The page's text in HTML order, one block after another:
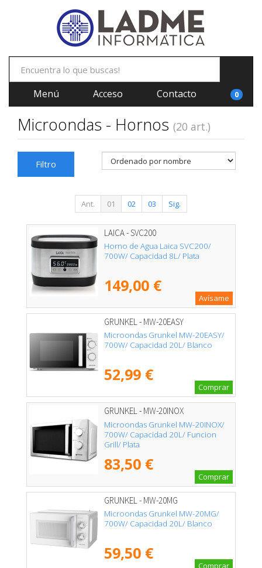
Menú Acceso Contacto 0
Microondas - Hornos (20 art.)
Filtro
Ant. 01 02 03 Sig.
LAICA - SVC200
Horno de Agua Laica SVC200/
700W/ Capacidad 8L/ Plata
149,00 €
Avísame
GRUNKEL - MW-20EASY
Microondas Grunkel MW-20EASY/
700W/ Capacidad 20L/ Blanco
52,99 €
Comprar
GRUNKEL - MW-20INOX
Microondas Grunkel MW-20INOX/
700W/ Capacidad 20L/ Funcion
Grill/ Plata
83,50 €
Comprar
GRUNKEL - MW-20MG
Microondas Grunkel MW-20MG/
700W/ Capacidad 20L/ Blanco
59,50 €
Comprar